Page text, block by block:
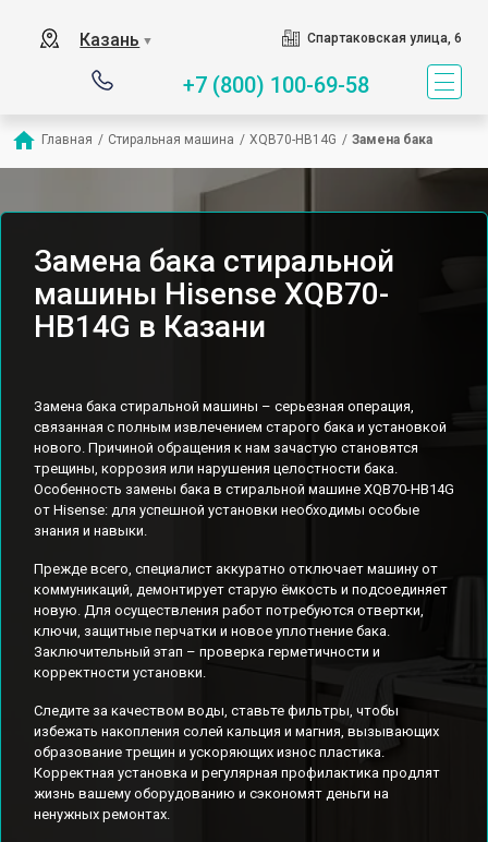
Казань ▼ Спартаковская улица, 6
+7 (800) 100-69-58
Главная / Стиральная машина / XQB70-HB14G / Замена бака
Замена бака стиральной
машины Hisense XQB70-
HB14G в Казани
Замена бака стиральной машины – серьезная операция,
связанная с полным извлечением старого бака и установкой
нового. Причиной обращения к нам зачастую становятся
трещины, коррозия или нарушения целостности бака.
Особенность замены бака в стиральной машине XQB70-HB14G
от Hisense: для успешной установки необходимы особые
знания и навыки.
Прежде всего, специалист аккуратно отключает машину от
коммуникаций, демонтирует старую ёмкость и подсоединяет
новую. Для осуществления работ потребуются отвертки,
ключи, защитные перчатки и новое уплотнение бака.
Заключительный этап – проверка герметичности и
корректности установки.
Следите за качеством воды, ставьте фильтры, чтобы
избежать накопления солей кальция и магния, вызывающих
образование трещин и ускоряющих износ пластика.
Корректная установка и регулярная профилактика продлят
жизнь вашему оборудованию и сэкономят деньги на
ненужных ремонтах.